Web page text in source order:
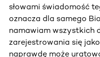
słowami świadomość
oznacza dla samego
namawiam wszystkich
zarejestrowania się
naprawdę może